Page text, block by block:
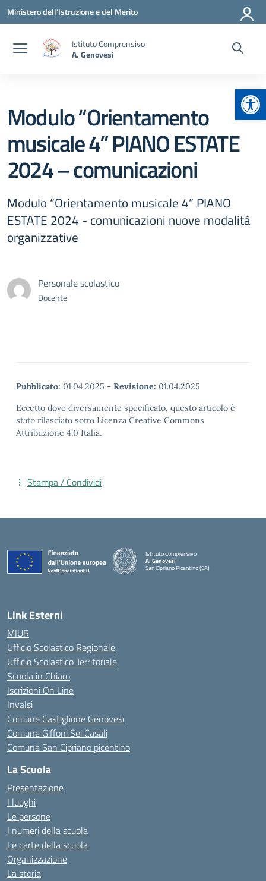
Vai ai contenuti
Vai al menu di navigazione
Vai al footer
Ministero dell'Istruzione e del Merito
Istituto Comprensivo
A. Genovesi
Modulo “Orientamento
musicale 4” PIANO ESTATE
2024 – comunicazioni
Modulo “Orientamento musicale 4” PIANO
ESTATE 2024 - comunicazioni nuove modalità
organizzative
Personale scolastico
Docente
Pubblicato: 01.04.2025 - Revisione: 01.04.2025
Eccetto dove diversamente specificato, questo articolo è
stato rilasciato sotto Licenza Creative Commons
Attribuzione 4.0 Italia.
Stampa / Condividi
Istituto Comprensivo
A. Genovesi
San Cipriano Picentino (SA)
— Visita la pagina iniziale della scuola
Link Esterni
MIUR
Ufficio Scolastico Regionale
Ufficio Scolastico Territoriale
Scuola in Chiaro
Iscrizioni On Line
Invalsi
Comune Castiglione Genovesi
Comune Giffoni Sei Casali
Comune San Cipriano picentino
La Scuola
Presentazione
I luoghi
Le persone
I numeri della scuola
Le carte della scuola
Organizzazione
La storia